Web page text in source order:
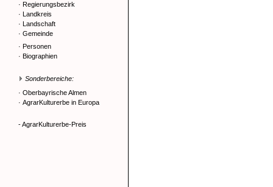
· Regierungsbezirk
· Landkreis
· Landschaft
· Gemeinde
· Personen
· Biographien
Sonderbereiche:
· Oberbayrische Almen
· AgrarKulturerbe in Europa
- AgrarKulturerbe-Preis